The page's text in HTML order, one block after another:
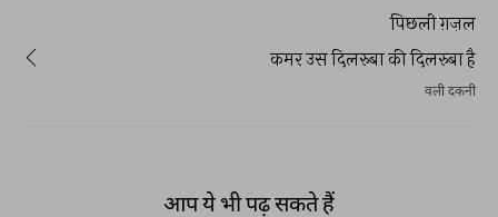
पिछली ग़ज़ल
कमर उस दिलरुबा की दिलरुबा है
वली दकनी
आप ये भी पढ़ सकते हैं